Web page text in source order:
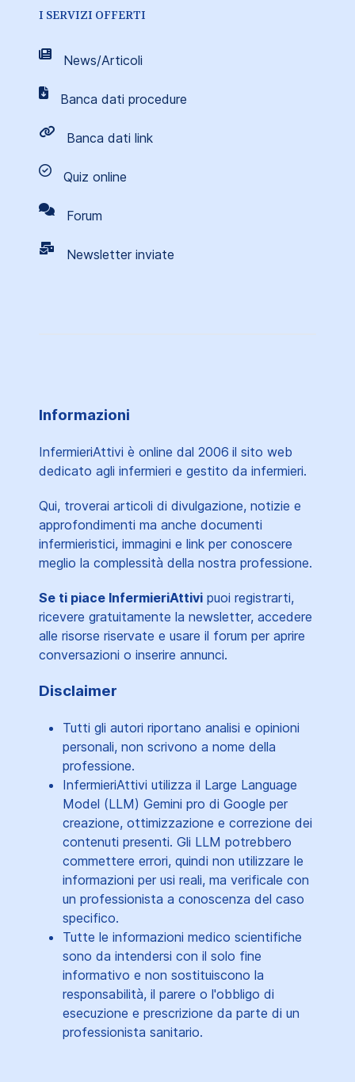
I SERVIZI OFFERTI
News/Articoli
Banca dati procedure
Banca dati link
Quiz online
Forum
Newsletter inviate
Informazioni
InfermieriAttivi è online dal 2006 il sito web
dedicato agli infermieri e gestito da infermieri.
Qui, troverai articoli di divulgazione, notizie e
approfondimenti ma anche documenti
infermieristici, immagini e link per conoscere
meglio la complessità della nostra professione.
Se ti piace InfermieriAttivi puoi registrarti,
ricevere gratuitamente la newsletter, accedere
alle risorse riservate e usare il forum per aprire
conversazioni o inserire annunci.
Disclaimer
Tutti gli autori riportano analisi e opinioni
personali, non scrivono a nome della
professione.
InfermieriAttivi utilizza il Large Language
Model (LLM) Gemini pro di Google per
creazione, ottimizzazione e correzione dei
contenuti presenti. Gli LLM potrebbero
commettere errori, quindi non utilizzare le
informazioni per usi reali, ma verificale con
un professionista a conoscenza del caso
specifico.
Tutte le informazioni medico scientifiche
sono da intendersi con il solo fine
informativo e non sostituiscono la
responsabilità, il parere o l'obbligo di
esecuzione e prescrizione da parte di un
professionista sanitario.